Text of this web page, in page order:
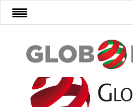
FŐOLDAL
AFRIKA